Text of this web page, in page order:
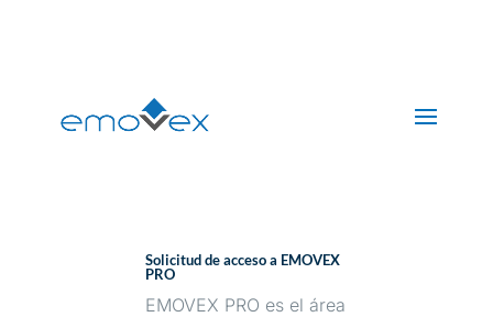
Solicitud de acceso a EMOVEX
PRO
EMOVEX PRO es el área